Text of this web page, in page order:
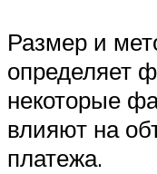
Размер и
определяет
некоторые
влияют на
платежа.